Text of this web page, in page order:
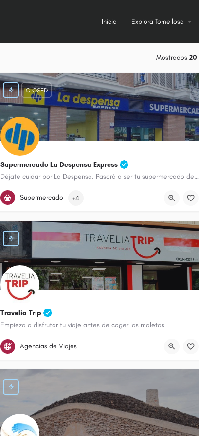
Inicio Explora Tomelloso
Mostrados 20
Supermercado La Despensa Express
Déjate cuidar por La Despensa. Pasará a ser tu supermercado de confianza.
926 50 40 67
CLOSED
Supermercado +4
Travelia Trip
Empieza a disfrutar tu viaje antes de coger las maletas
926 513 802
Agencias de Viajes